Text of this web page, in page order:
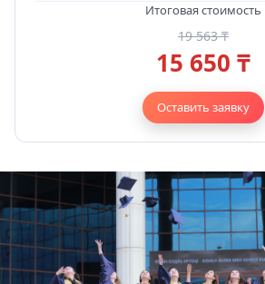
Итоговая стоимость
19 563 ₸
15 650 ₸
Оставить заявку